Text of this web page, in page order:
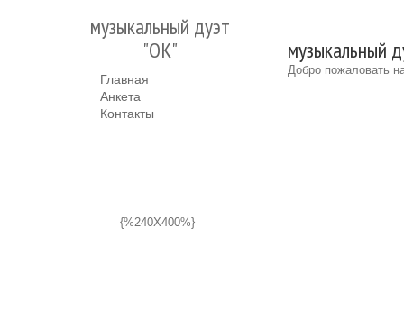
музыкальный дуэт
"ОК"
Главная
Анкета
Контакты
{%240X400%}
музыкальный
Добро пожаловать